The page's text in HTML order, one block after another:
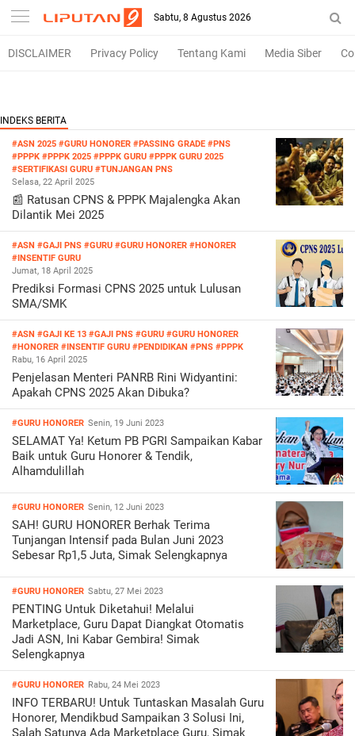
-->
Sabtu, 8 Agustus 2026
DISCLAIMER Privacy Policy Tentang Kami Media Siber
#ASN 2025 #GURU HONORER #PASSING GRADE #PNS
#PPPK #PPPK 2025 #PPPK GURU #PPPK GURU 2025
#SERTIFIKASI GURU #TUNJANGAN PNS
Selasa, 22 April 2025
📰 Ratusan CPNS & PPPK Majalengka Akan
Dilantik Mei 2025
#ASN #GAJI PNS #GURU #GURU HONORER #HONORER
#INSENTIF GURU
Jumat, 18 April 2025
Prediksi Formasi CPNS 2025 untuk Lulusan
SMA/SMK
#ASN #GAJI KE 13 #GAJI PNS #GURU #GURU HONORER
#HONORER #INSENTIF GURU #PENDIDIKAN #PNS #PPPK
Rabu, 16 April 2025
Penjelasan Menteri PANRB Rini Widyantini:
Apakah CPNS 2025 Akan Dibuka?
#GURU HONORER Senin, 19 Juni 2023
SELAMAT Ya! Ketum PB PGRI Sampaikan Kabar
Baik untuk Guru Honorer & Tendik,
Alhamdulillah
#GURU HONORER Senin, 12 Juni 2023
SAH! GURU HONORER Berhak Terima
Tunjangan Intensif pada Bulan Juni 2023
Sebesar Rp1,5 Juta, Simak Selengkapnya
#GURU HONORER Sabtu, 27 Mei 2023
PENTING Untuk Diketahui! Melalui
Marketplace, Guru Dapat Diangkat Otomatis
Jadi ASN, Ini Kabar Gembira! Simak
Selengkapnya
#GURU HONORER Rabu, 24 Mei 2023
INFO TERBARU! Untuk Tuntaskan Masalah Guru
Honorer, Mendikbud Sampaikan 3 Solusi Ini,
Salah Satunya Ada Marketplace Guru, Simak